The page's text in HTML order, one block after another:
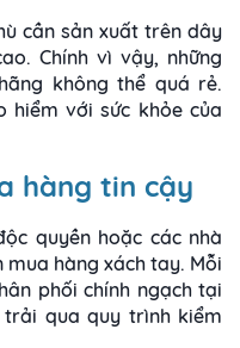
cần sản xuất trên dây
Chính vì vậy, những
không thể quá rẻ.
hiểm với sức khỏe của
hàng tin cậy
quyền hoặc các nhà
hàng xách tay. Mỗi
phối chính ngạch tại
qua quy trình kiểm